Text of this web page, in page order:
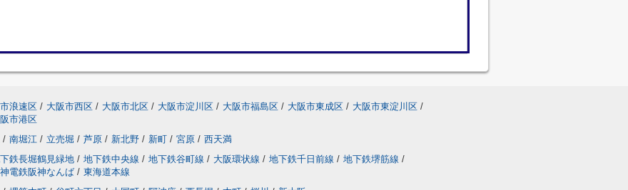
浪速区 / 大阪市西区 / 大阪市北区 / 大阪市淀川区 / 大阪市福島区 / 大阪市東成区 / 大阪市東淀川区 /
市港区
/ 南堀江 / 立売堀 / 芦原 / 新北野 / 新町 / 宮原 / 西天満
鉄長堀鶴見緑地 / 地下鉄中央線 / 地下鉄谷町線 / 大阪環状線 / 地下鉄千日前線 / 地下鉄堺筋線 /
電鉄阪神なんば / 東海道本線